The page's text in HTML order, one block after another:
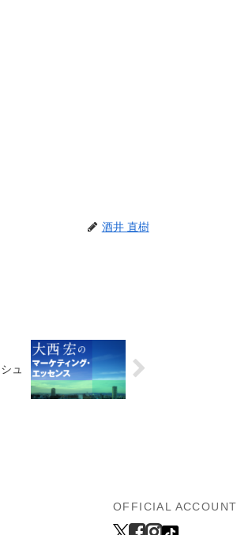
酒井 直樹
ュ
OFFICIAL ACCOUNT